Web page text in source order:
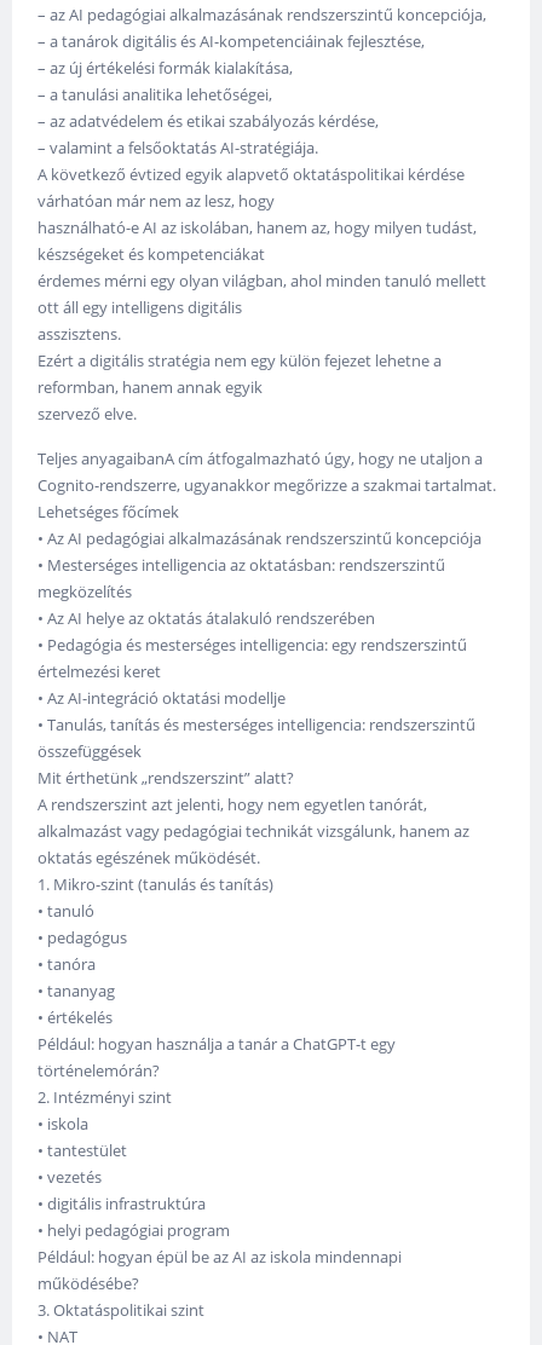
– az AI pedagógiai alkalmazásának rendszerszintű koncepciója,
– a tanárok digitális és AI-kompetenciáinak fejlesztése,
– az új értékelési formák kialakítása,
– a tanulási analitika lehetőségei,
– az adatvédelem és etikai szabályozás kérdése,
– valamint a felsőoktatás AI-stratégiája.
A következő évtized egyik alapvető oktatáspolitikai kérdése
várhatóan már nem az lesz, hogy
használható-e AI az iskolában, hanem az, hogy milyen tudást,
készségeket és kompetenciákat
érdemes mérni egy olyan világban, ahol minden tanuló mellett
ott áll egy intelligens digitális
asszisztens.
Ezért a digitális stratégia nem egy külön fejezet lehetne a
reformban, hanem annak egyik
szervező elve.
Teljes anyagaibanA cím átfogalmazható úgy, hogy ne utaljon a
Cognito-rendszerre, ugyanakkor megőrizze a szakmai tartalmat.
Lehetséges főcímek
• Az AI pedagógiai alkalmazásának rendszerszintű koncepciója
• Mesterséges intelligencia az oktatásban: rendszerszintű
megközelítés
• Az AI helye az oktatás átalakuló rendszerében
• Pedagógia és mesterséges intelligencia: egy rendszerszintű
értelmezési keret
• Az AI-integráció oktatási modellje
• Tanulás, tanítás és mesterséges intelligencia: rendszerszintű
összefüggések
Mit érthetünk „rendszerszint” alatt?
A rendszerszint azt jelenti, hogy nem egyetlen tanórát,
alkalmazást vagy pedagógiai technikát vizsgálunk, hanem az
oktatás egészének működését.
1. Mikro-szint (tanulás és tanítás)
• tanuló
• pedagógus
• tanóra
• tananyag
• értékelés
Például: hogyan használja a tanár a ChatGPT-t egy
történelemórán?
2. Intézményi szint
• iskola
• tantestület
• vezetés
• digitális infrastruktúra
• helyi pedagógiai program
Például: hogyan épül be az AI az iskola mindennapi
működésébe?
3. Oktatáspolitikai szint
• NAT